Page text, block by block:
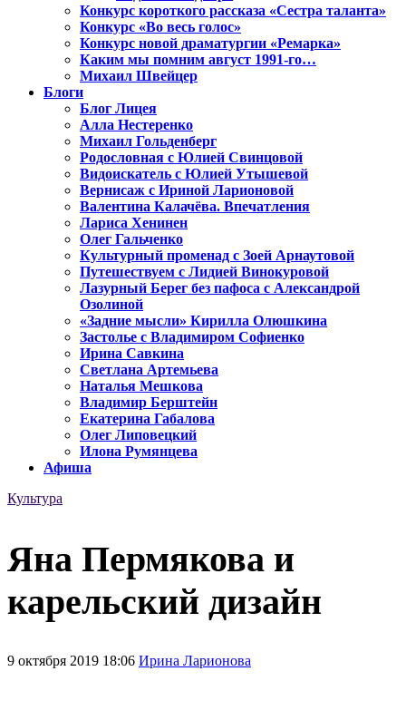
Конкурс короткого рассказа «Сестра таланта»
Конкурс «Во весь голос»
Конкурс новой драматургии «Ремарка»
Каким мы помним август 1991-го…
Михаил Швейцер
Блоги
Блог Лицея
Алла Нестеренко
Михаил Гольденберг
Родословная с Юлией Свинцовой
Видоискатель с Юлией Утышевой
Вернисаж с Ириной Ларионовой
Валентина Калачёва. Впечатления
Лариса Хенинен
Олег Гальченко
Культурный променад с Зоей Арнаутовой
Путешествуем с Лидией Винокуровой
Лазурный Берег без пафоса с Александрой
Озолиной
«Задние мысли» Кирилла Олюшкина
Застолье с Владимиром Софиенко
Ирина Савкина
Светлана Артемьева
Наталья Мешкова
Владимир Берштейн
Екатерина Габалова
Олег Липовецкий
Илона Румянцева
Афиша
Культура
Яна Пермякова и
карельский дизайн
9 октября 2019 18:06 Ирина Ларионова